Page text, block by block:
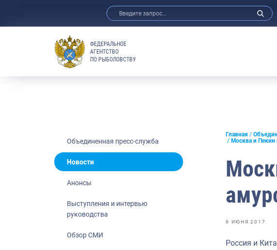
Анонсы
Отраслевые СМИ
Выставки и конференции
Рыбоохрана России
ФЕДЕРАЛЬНОЕ
АГЕНТСТВО
ПО РЫБОЛОВСТВУ
Объединенная пресс-служба
Новости
Анонсы
Выступления и интервью
руководства
Обзор СМИ
Главная
Москва и Пекин
9 ИЮНЯ 2017
Россия и